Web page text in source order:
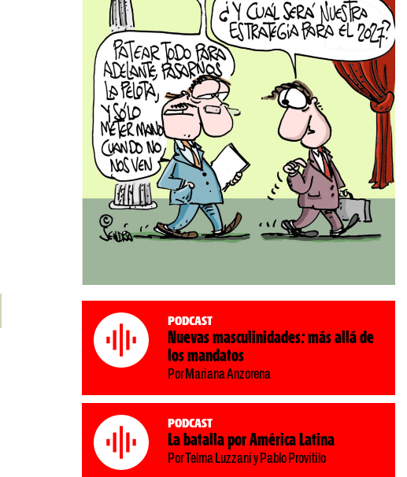
Podcast
Nuevas masculinidades: más allá de
los mandatos
Por Mariana Anzorena
Podcast
La batalla por América Latina
Por Telma Luzzani y Pablo Provitilo